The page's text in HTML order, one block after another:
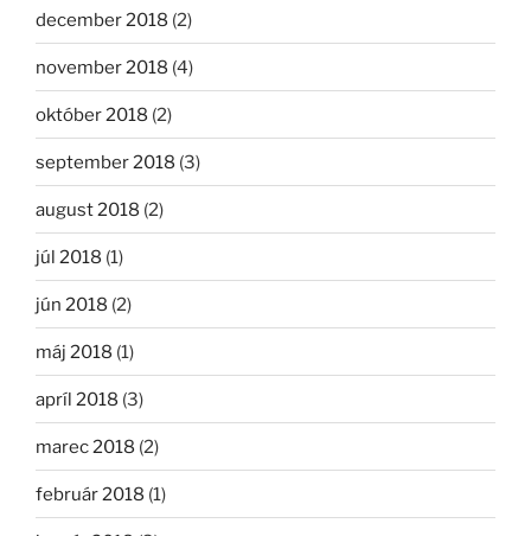
december 2018 (2)
november 2018 (4)
október 2018 (2)
september 2018 (3)
august 2018 (2)
júl 2018 (1)
jún 2018 (2)
máj 2018 (1)
apríl 2018 (3)
marec 2018 (2)
február 2018 (1)